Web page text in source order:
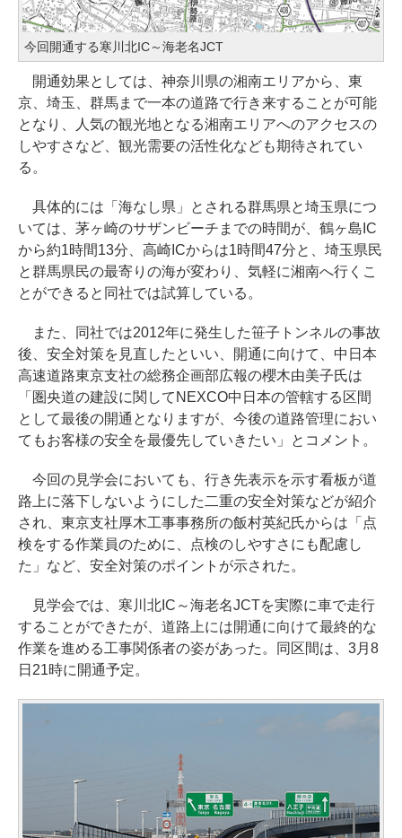
今回開通する寒川北IC～海老名JCT
開通効果としては、神奈川県の湘南エリアから、東
京、埼玉、群馬まで一本の道路で行き来することが可能
となり、人気の観光地となる湘南エリアへのアクセスの
しやすさなど、観光需要の活性化なども期待されてい
る。
具体的には「海なし県」とされる群馬県と埼玉県につ
いては、茅ヶ崎のサザンビーチまでの時間が、鶴ヶ島IC
から約1時間13分、高崎ICからは1時間47分と、埼玉県民
と群馬県民の最寄りの海が変わり、気軽に湘南へ行くこ
とができると同社では試算している。
また、同社では2012年に発生した笹子トンネルの事故
後、安全対策を見直したといい、開通に向けて、中日本
高速道路東京支社の総務企画部広報の櫻木由美子氏は
「圏央道の建設に関してNEXCO中日本の管轄する区間
として最後の開通となりますが、今後の道路管理におい
てもお客様の安全を最優先していきたい」とコメント。
今回の見学会においても、行き先表示を示す看板が道
路上に落下しないようにした二重の安全対策などが紹介
され、東京支社厚木工事事務所の飯村英紀氏からは「点
検をする作業員のために、点検のしやすさにも配慮し
た」など、安全対策のポイントが示された。
見学会では、寒川北IC～海老名JCTを実際に車で走行
することができたが、道路上には開通に向けて最終的な
作業を進める工事関係者の姿があった。同区間は、3月8
日21時に開通予定。